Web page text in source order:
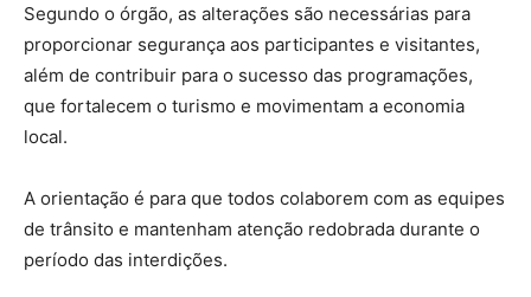
Segundo o órgão, as alterações são necessárias para
proporcionar segurança aos participantes e visitantes,
além de contribuir para o sucesso das programações,
que fortalecem o turismo e movimentam a economia
local.
A orientação é para que todos colaborem com as equipes
de trânsito e mantenham atenção redobrada durante o
período das interdições.